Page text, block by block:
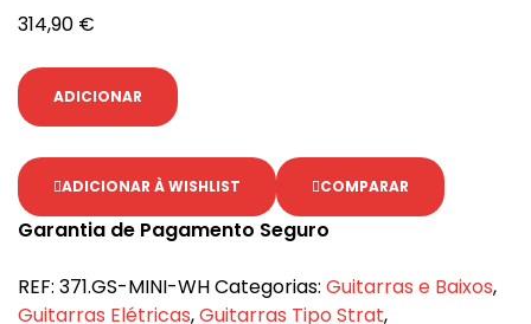
314,90 €
ADICIONAR
ADICIONAR À WISHLIST COMPARAR
Garantia de Pagamento Seguro
REF: 371.GS-MINI-WHCategorias: Guitarras e Baixos,
Guitarras Elétricas,Guitarras Tipo Strat,